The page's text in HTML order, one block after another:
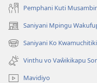
Pemphani Kuti
Saniyani Mpingu
(Lajula
Peji
Linyaki)
Saniyani Ko
(Lajula
Peji
Linyaki)
Vinthu vo Vaŵikikapu
Mavidiyo